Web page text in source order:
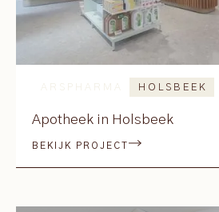
ARSPHARMA HOLSBEEK
Apotheek in Holsbeek
BEKIJK PROJECT